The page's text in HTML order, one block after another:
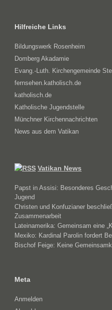
Hilfreiche Links
Bildungswerk Rosenheim
Domberg Akadamie
Evang.-Luth. Kirchengemeinde
fernsehen.katholisch.de
katholisch.de
Katholische Jugendstelle
Münchner Kirchennachrichten
News aus dem Vatikan
Vatikan News
Papst in Assisi: Besonderes
Jugend
Christen und Konfuzianer
Zusammenarbeit
Lateinamerika: Gemeinsam eine
Mexiko: Kardinal Parolin fordert
Bischof Feige: Keine
Meta
Anmelden